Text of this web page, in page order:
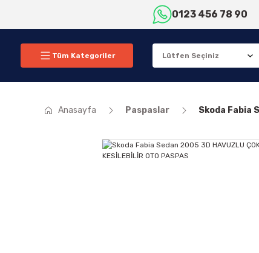
0123 456 78 90
Tüm Kategoriler
Anasayfa Paspaslar Skoda Fabia